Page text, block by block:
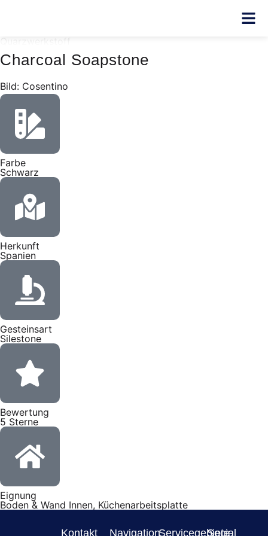
Quarzwerkstoff
Charcoal Soapstone
Bild: Cosentino
Farbe
Schwarz
Herkunft
Spanien
Gesteinsart
Silestone
Bewertung
5 Sterne
Eignung
Boden & Wand Innen, Küchenarbeitsplatte
Kontakt NavigationServicegebiete
Social